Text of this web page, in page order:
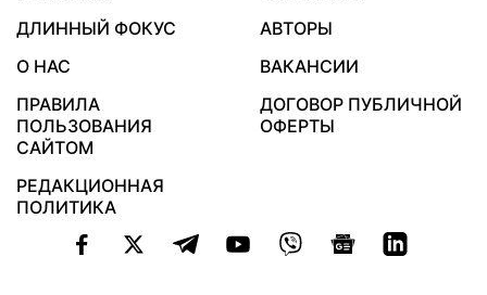
ДЛИННЫЙ ФОКУС
АВТОРЫ
О НАС
ВАКАНСИИ
ПРАВИЛА
ПОЛЬЗОВАНИЯ
САЙТОМ
ДОГОВОР ПУБЛИЧНОЙ
ОФЕРТЫ
РЕДАКЦИОННАЯ
ПОЛИТИКА